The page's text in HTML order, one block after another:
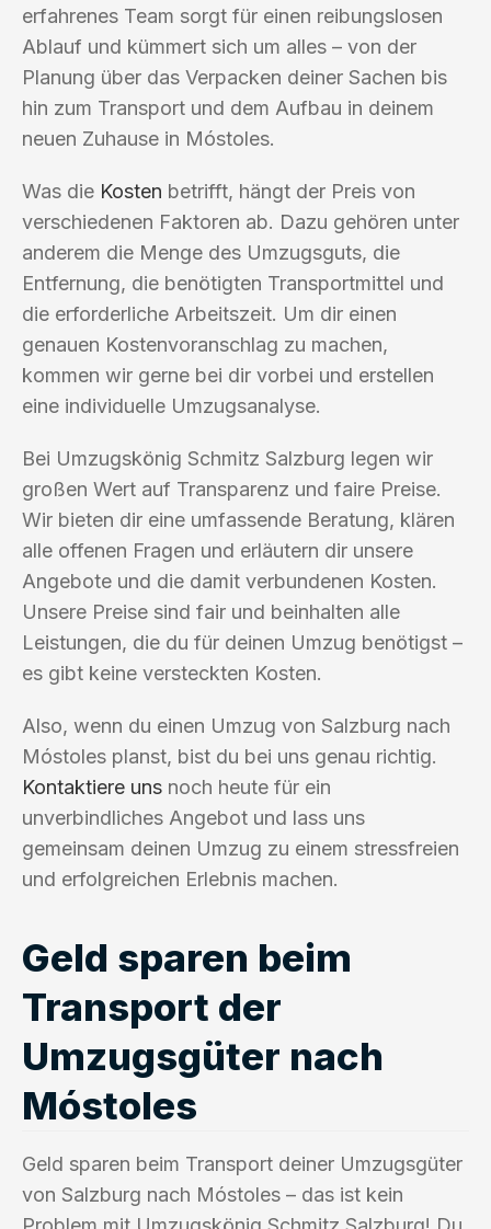
erfahrenes Team sorgt für einen reibungslosen
Ablauf und kümmert sich um alles – von der
Planung über das Verpacken deiner Sachen bis
hin zum Transport und dem Aufbau in deinem
neuen Zuhause in Móstoles.
Was die Kosten betrifft, hängt der Preis von
verschiedenen Faktoren ab. Dazu gehören unter
anderem die Menge des Umzugsguts, die
Entfernung, die benötigten Transportmittel und
die erforderliche Arbeitszeit. Um dir einen
genauen Kostenvoranschlag zu machen,
kommen wir gerne bei dir vorbei und erstellen
eine individuelle Umzugsanalyse.
Bei Umzugskönig Schmitz Salzburg legen wir
großen Wert auf Transparenz und faire Preise.
Wir bieten dir eine umfassende Beratung, klären
alle offenen Fragen und erläutern dir unsere
Angebote und die damit verbundenen Kosten.
Unsere Preise sind fair und beinhalten alle
Leistungen, die du für deinen Umzug benötigst –
es gibt keine versteckten Kosten.
Also, wenn du einen Umzug von Salzburg nach
Móstoles planst, bist du bei uns genau richtig.
Kontaktiere uns noch heute für ein
unverbindliches Angebot und lass uns
gemeinsam deinen Umzug zu einem stressfreien
und erfolgreichen Erlebnis machen.
Geld sparen beim
Transport der
Umzugsgüter nach
Móstoles
Geld sparen beim Transport deiner Umzugsgüter
von Salzburg nach Móstoles – das ist kein